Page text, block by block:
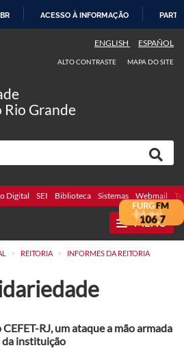
ACESSO À INFORMAÇÃO
ENGLISH ESPAÑOL
ALTO CONTRASTE MAPA DO SITE
Rio Grande
Digital SEI Biblioteca Sistemas Webmail
MENU
> REITORIA > INFORMES DA REITORIA
RJ, um ataque a mão armada
instituição